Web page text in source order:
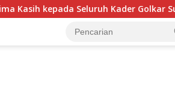
kepada Seluruh Kader Golkar Sumsel